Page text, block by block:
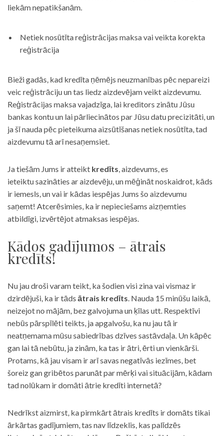
liekām nepatikšanām.
Netiek nosūtīta reģistrācijas maksa vai veikta korekta
reģistrācija
Bieži gadās, kad kredīta ņēmējs neuzmanības pēc nepareizi
veic reģistrāciju un tas liedz aizdevējam veikt aizdevumu.
Reģistrācijas maksa vajadzīga, lai kreditors zinātu Jūsu
bankas kontu un lai pārliecinātos par Jūsu datu precizitāti, un
ja šī nauda pēc pieteikuma aizsūtīšanas netiek nosūtīta, tad
aizdevumu tā arī nesaņemsiet.
Ja tiešām Jums ir atteikt kredīts, aizdevums, es
ieteiktu sazināties ar aizdevēju, un mēģināt noskaidrot, kāds
ir iemesls, un vai ir kādas iespējas Jums šo aizdevumu
saņemt! Atcerēsimies, ka ir nepieciešams aizņemties
atbildīgi, izvērtējot atmaksas iespējas.
Kādos gadījumos – ātrais
kredīts!
Nu jau droši varam teikt, ka šodien visi zina vai vismaz ir
dzirdējuši, ka ir tāds ātrais kredīts. Nauda 15 minūšu laikā,
neizejot no mājām, bez galvojuma un ķīlas utt. Respektīvi
nebūs pārspīlēti teikts, ja apgalvošu, ka nu jau tā ir
neatņemama mūsu sabiedrības dzīves sastāvdaļa. Un kāpēc
gan lai tā nebūtu, ja zinām, ka tas ir ātri, ērti un vienkārši.
Protams, kā jau visam ir arī savas negatīvās iezīmes, bet
šoreiz gan gribētos parunāt par mērķi vai situācijām, kādam
tad nolūkam ir domāti ātrie kredīti internetā?
Nedrīkst aizmirst, ka pirmkārt ātrais kredīts ir domāts tikai
ārkārtas gadījumiem, tas nav līdzeklis, kas palīdzēs